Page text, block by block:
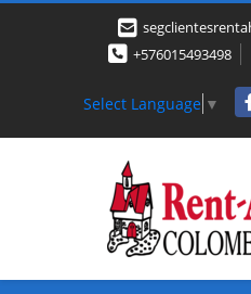
+576015493498
Select Language ▼